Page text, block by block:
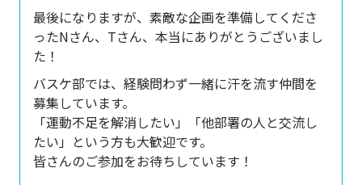
最後になりますが、素敵な企画を準備してくださ
ったNさん、Tさん、本当にありがとうございまし
た！
バスケ部では、経験問わず一緒に汗を流す仲間を
募集しています。
「運動不足を解消したい」「他部署の人と交流し
たい」という方も大歓迎です。
皆さんのご参加をお待ちしています！